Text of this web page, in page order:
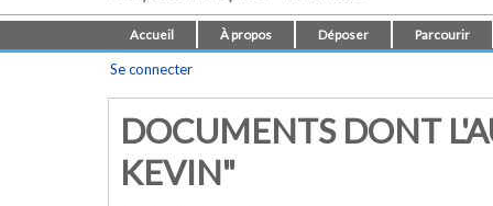
Accueil À propos Déposer Parcourir
Se connecter
DOCUMENTS DONT
KEVIN"